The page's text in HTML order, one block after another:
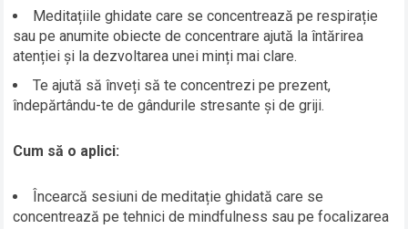
Meditațiile ghidate care se concentrează pe respirație
sau pe anumite obiecte de concentrare ajută la întărirea
atenției și la dezvoltarea unei minți mai clare.
Te ajută să înveți să te concentrezi pe prezent,
îndepărtându-te de gândurile stresante și de griji.
Cum să o aplici:
Încearcă sesiuni de meditație ghidată care se
concentrează pe tehnici de mindfulness sau pe focalizarea